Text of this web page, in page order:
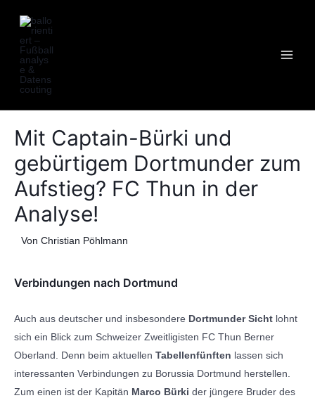
Inhalt
springen
Mit Captain-Bürki und
gebürtigem Dortmunder zum
Aufstieg? FC Thun in der
Analyse!
Von Christian Pöhlmann
Verbindungen nach Dortmund
Auch aus deutscher und insbesondere Dortmunder Sicht lohnt
sich ein Blick zum Schweizer Zweitligisten FC Thun Berner
Oberland. Denn beim aktuellen Tabellenfünften lassen sich
interessanten Verbindungen zu Borussia Dortmund herstellen.
Zum einen ist der Kapitän Marco Bürki der jüngere Bruder des
navigation